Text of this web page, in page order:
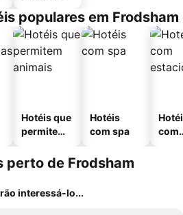
populares em Frodsham
Hotéis que
permitem
Hotéis
com spa
com
perto de Frodsham
interessá-lo...